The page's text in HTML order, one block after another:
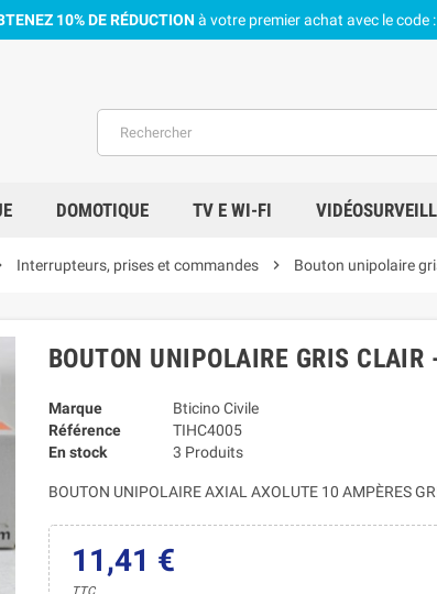
10% DE RÉDUCTION à votre premier achat avec le code :
DOMOTIQUE TV E WI-FI
Interrupteurs, prises et commandes chevron_right Bouton unipolaire
BOUTON UNIPOLAIRE GRIS
Marque
Bticino Civile
Référence
TIHC4005
En stock
3 Produits
BOUTON UNIPOLAIRE AXIAL AXOLUTE 10 AMPÈRES
11,41 €